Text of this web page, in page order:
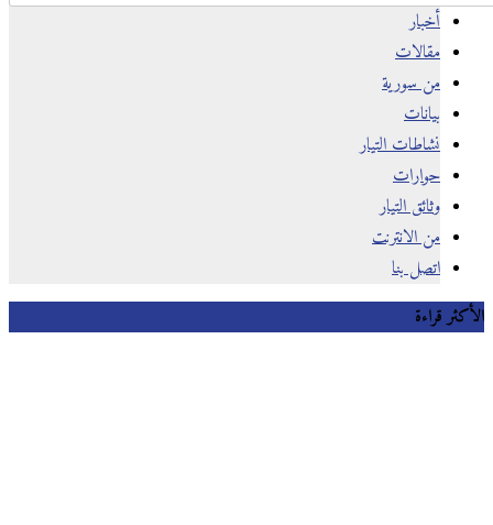
أخبار
مقالات
من سورية
بيانات
نشاطات التيار
حوارات
وثائق التيار
من الانترنت
اتصل بنا
قراءة